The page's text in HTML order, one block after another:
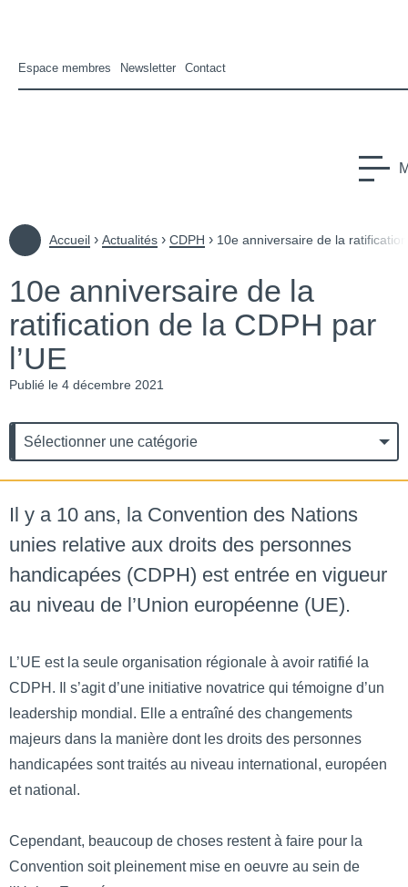
Espace membres Newsletter Contact
menu Europe
International
Accueil › Actualités › CDPH › 10e anniversaire de la
10e anniversaire de la
ratification de la CDPH par
l’UE
Publié le 4 décembre 2021
Catégories
Catégories
Il y a 10 ans, la Convention des Nations
unies relative aux droits des personnes
handicapées (CDPH) est entrée en vigueur
au niveau de l’Union européenne (UE).
L’UE est la seule organisation régionale à avoir ratifié la
CDPH. Il s’agit d’une initiative novatrice qui témoigne d’un
leadership mondial. Elle a entraîné des changements
majeurs dans la manière dont les droits des personnes
handicapées sont traités au niveau international, européen
et national.
Cependant, beaucoup de choses restent à faire pour la
Convention soit pleinement mise en oeuvre au sein de